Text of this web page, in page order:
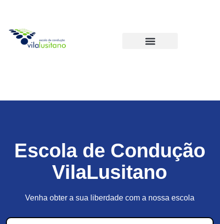
Escola de Condução
VilaLusitano
Venha obter a sua liberdade com a nossa escola